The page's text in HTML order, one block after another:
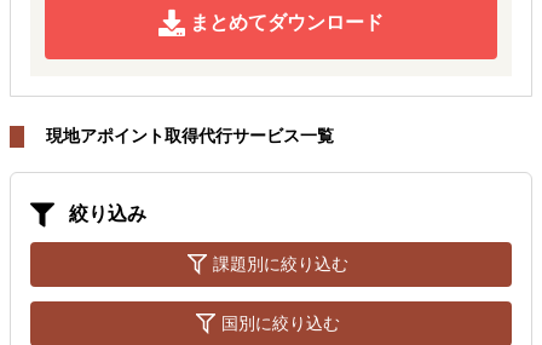
まとめてダウンロード
現地アポイント取得代行サービス一覧
絞り込み
課題別に絞り込む
国別に絞り込む